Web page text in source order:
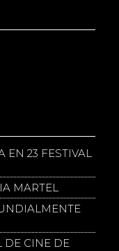
EN 23 FESTIVAL
MARTEL
DE CINE DE